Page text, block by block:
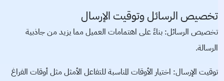
تخصيص الرسائل وتوقيت الإرسال
تخصيص الرسائل: بناءً على اهتمامات العميل مما يزيد من جاذبية
الرسالة.
توقيت الإرسال: اختيار الأوقات المناسبة للتفاعل الأمثل مثل أوقات الفراغ